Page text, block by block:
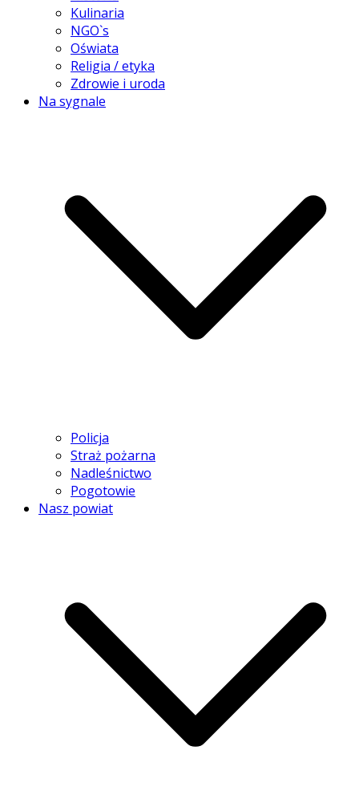
Kulinaria
NGO`s
Oświata
Religia / etyka
Zdrowie i uroda
Na sygnale
Policja
Straż pożarna
Nadleśnictwo
Pogotowie
Nasz powiat